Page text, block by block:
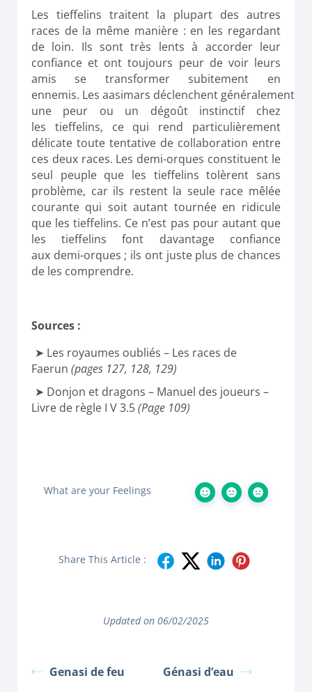
Les tieffelins traitent la plupart des autres
races de la même manière : en les regardant
de loin. Ils sont très lents à accorder leur
confiance et ont toujours peur de voir leurs
amis se transformer subitement en
ennemis. Les aasimars déclenchent généralement
une peur ou un dégoût instinctif chez
les tieffelins, ce qui rend particulièrement
délicate toute tentative de collaboration entre
ces deux races. Les demi-orques constituent le
seul peuple que les tieffelins tolèrent sans
problème, car ils restent la seule race mêlée
courante qui soit autant tournée en ridicule
que lestieffelins. Ce n’est pas pour autant que
lestieffelins font davantage confiance
aux demi-orques ; ils ont juste plus de chances
de les comprendre.
Sources :
Les royaumes oubliés – Les races de
Faerun (pages 127, 128, 129)
Donjon et dragons – Manuel des joueurs –
Livre de règle I V 3.5(Page 109)
What are your Feelings
Share This Article :
Updated on 06/02/2025
Genasi de feu Génasi d’eau